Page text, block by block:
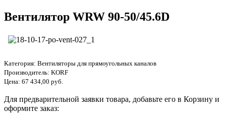
Вентилятор WRW 90-50/45.6D
Категория: Вентиляторы для прямоугольных каналов
Производитель: KORF
Цена: 67 434,00 руб.
Для предварительной заявки товара, добавьте его в Корзину и
оформите заказ: